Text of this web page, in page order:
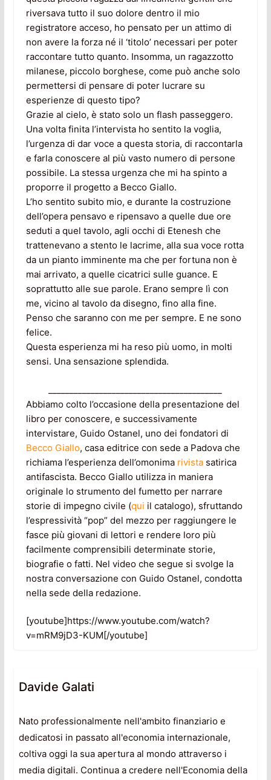
riversava tutto il suo dolore dentro il mio
registratore acceso, ho pensato per un attimo di
non avere la forza né il ‘titolo’ necessari per poter
raccontare tutto quanto. Insomma, un ragazzotto
milanese, piccolo borghese, come può anche solo
permettersi di pensare di poter lucrare su
esperienze di questo tipo?
Grazie al cielo, è stato solo un flash passeggero.
Una volta finita l’intervista ho sentito la voglia,
l’urgenza di dar voce a questa storia, di raccontarla
e farla conoscere al più vasto numero di persone
possibile. La stessa urgenza che mi ha spinto a
proporre il progetto a Becco Giallo.
L’ho sentito subito mio, e durante la costruzione
dell’opera pensavo e ripensavo a quelle due ore
seduti a quel tavolo, agli occhi di Etenesh che
trattenevano a stento le lacrime, alla sua voce rotta
da un pianto imminente ma che per fortuna non è
mai arrivato, a quelle cicatrici sulle guance. E
soprattutto alle sue parole. Erano sempre lì con
me, vicino al tavolo da disegno, fino alla fine.
Penso che saranno con me per sempre. E ne sono
felice.
Questa esperienza mi ha reso più uomo, in molti
sensi. Una sensazione splendida.
Abbiamo colto l’occasione della presentazione del
libro per conoscere, e successivamente
intervistare, Guido Ostanel, uno dei fondatori di
Becco Giallo, casa editrice con sede a Padova che
richiama l’esperienza dell’omonima rivistasatirica
antifascista. Becco Giallo utilizza in maniera
originale lo strumento del fumetto per narrare
storie di impegno civile (qui il catalogo), sfruttando
l’espressività “pop” del mezzo per raggiungere le
fasce più giovani di lettori e rendere loro più
facilmente comprensibili determinate storie,
biografie o fatti. Nel video che segue si svolge la
nostra conversazione con Guido Ostanel, condotta
nella sede della redazione.
[youtube]https://www.youtube.com/watch?
v=mRM9jD3-KUM[/youtube]
Davide Galati
Nato professionalmente nell'ambito finanziario e
dedicatosi in passato all'economia internazionale,
coltiva oggi la sua apertura al mondo attraverso i
media digitali. Continua a credere nell'Economia della